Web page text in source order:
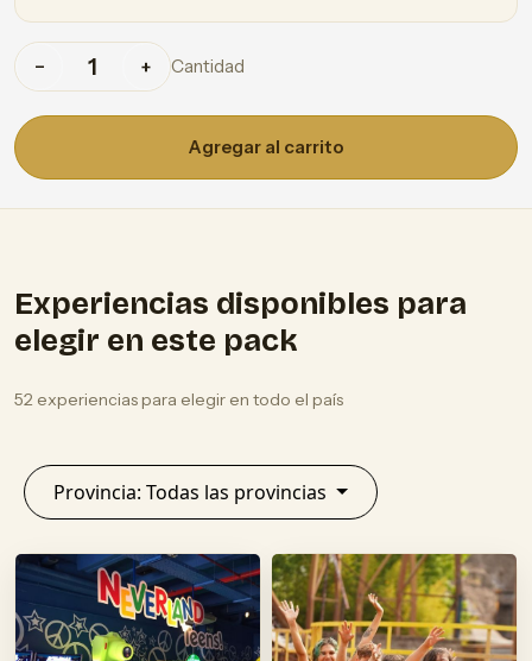
− + Cantidad
Agregar al carrito
Experiencias disponibles para
elegir en este pack
52 experiencias para elegir en todo el país
Provincia: Todas las provincias